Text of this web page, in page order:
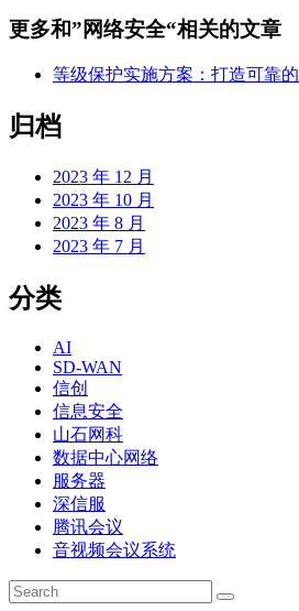
更多和”网络安全“相关的文章
等级保护实施方案：打造可靠的
归档
2023 年 12 月
2023 年 10 月
2023 年 8 月
2023 年 7 月
分类
AI
SD-WAN
信创
信息安全
山石网科
数据中心网络
服务器
深信服
腾讯会议
音视频会议系统